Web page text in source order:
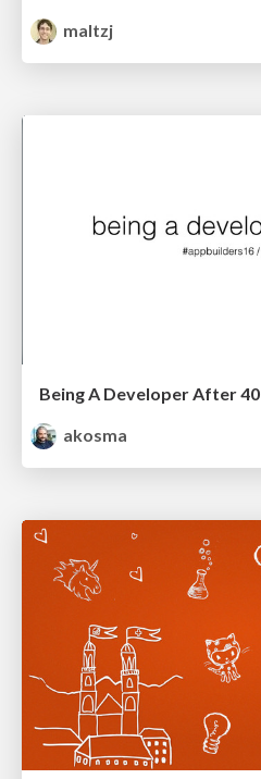
maltzj
Being A Developer After 40
akosma